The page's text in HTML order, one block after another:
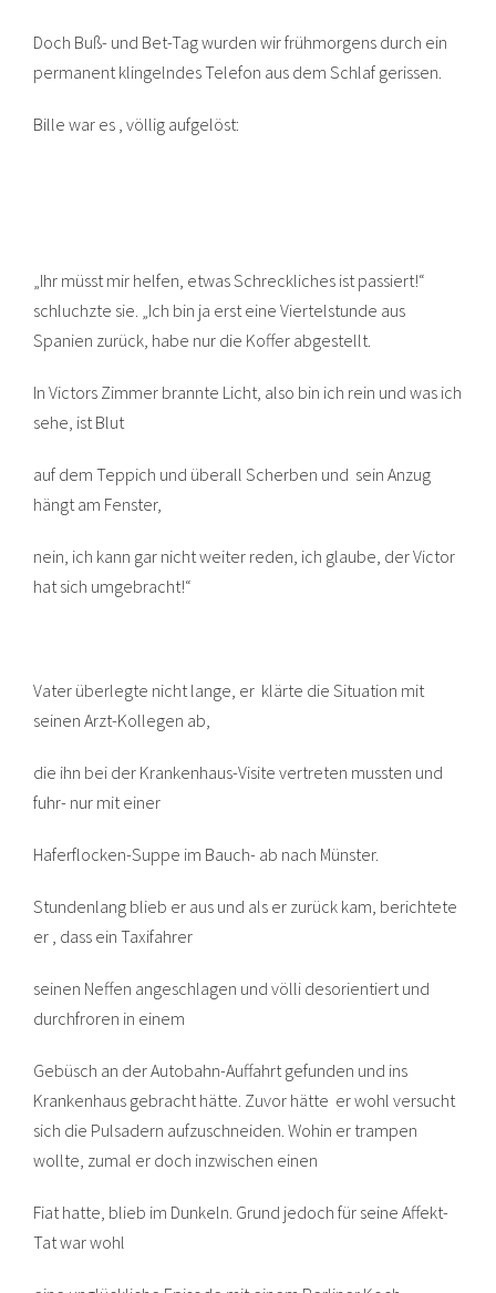
Doch Buß- und Bet-Tag wurden wir frühmorgens durch ein
permanent klingelndes Telefon aus dem Schlaf gerissen.
Bille war es , völlig aufgelöst:
„Ihr müsst mir helfen, etwas Schreckliches ist passiert!“
schluchzte sie. „Ich bin ja erst eine Viertelstunde aus
Spanien zurück, habe nur die Koffer abgestellt.
In Victors Zimmer brannte Licht, also bin ich rein und was ich
sehe, ist Blut
auf dem Teppich und überall Scherben und sein Anzug
hängt am Fenster,
nein, ich kann gar nicht weiter reden, ich glaube, der Victor
hat sich umgebracht!“
Vater überlegte nicht lange, er klärte die Situation mit
seinen Arzt-Kollegen ab,
die ihn bei der Krankenhaus-Visite vertreten mussten und
fuhr- nur mit einer
Haferflocken-Suppe im Bauch- ab nach Münster.
Stundenlang blieb er aus und als er zurück kam, berichtete
er , dass ein Taxifahrer
seinen Neffen angeschlagen und völli desorientiert und
durchfroren in einem
Gebüsch an der Autobahn-Auffahrt gefunden und ins
Krankenhaus gebracht hätte. Zuvor hätte er wohl versucht
sich die Pulsadern aufzuschneiden. Wohin er trampen
wollte, zumal er doch inzwischen einen
Fiat hatte, blieb im Dunkeln. Grund jedoch für seine Affekt-
Tat war wohl